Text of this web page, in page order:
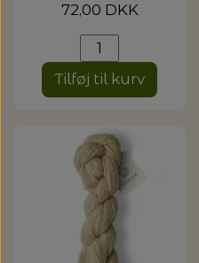
72,00 DKK
Tilføj til kurv